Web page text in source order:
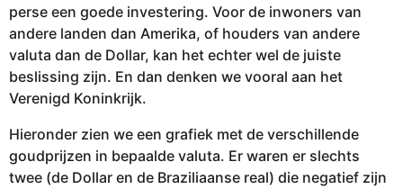
perse een goede investering. Voor de inwoners van
andere landen dan Amerika, of houders van andere
valuta dan de Dollar, kan het echter wel de juiste
beslissing zijn. En dan denken we vooral aan het
Verenigd Koninkrijk.
Hieronder zien we een grafiek met de verschillende
goudprijzen in bepaalde valuta. Er waren er slechts
twee (de Dollar en de Braziliaanse real) die negatief zijn